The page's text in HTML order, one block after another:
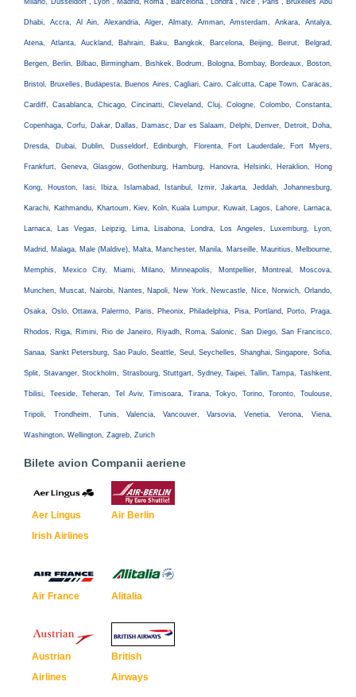
Milano, Dusseldorf , Lyon , Madrid, Roma , Barcelona , Londra , Nice , Paris , Bruxelles Abu
Dhabi, Accra, Al Ain, Alexandria, Alger, Almaty, Amman, Amsterdam, Ankara, Antalya,
Atena, Atlanta, Auckland, Bahrain, Baku, Bangkok, Barcelona, Beijing, Beirut, Belgrad,
Bergen, Berlin, Bilbao, Birmingham, Bishkek, Bodrum, Bologna, Bombay, Bordeaux, Boston,
Bristol, Bruxelles, Budapesta, Buenos Aires, Cagliari, Cairo, Calcutta, Cape Town, Caracas,
Cardiff, Casablanca, Chicago, Cincinatti, Cleveland, Cluj, Cologne, Colombo, Constanta,
Copenhaga, Corfu, Dakar, Dallas, Damasc, Dar es Salaam, Delphi, Denver, Detroit, Doha,
Dresda, Dubai, Dublin, Dusseldorf, Edinburgh, Florenta, Fort Lauderdale, Fort Myers,
Frankfurt, Geneva, Glasgow, Gothenburg, Hamburg, Hanovra, Helsinki, Heraklion, Hong
Kong, Houston, Iasi, Ibiza, Islamabad, Istanbul, Izmir, Jakarta, Jeddah, Johannesburg,
Karachi, Kathmandu, Khartoum, Kiev, Koln, Kuala Lumpur, Kuwait, Lagos, Lahore, Larnaca,
Larnaca, Las Vegas, Leipzig, Lima, Lisabona, Londra, Los Angeles, Luxemburg, Lyon,
Madrid, Malaga, Male (Maldive), Malta, Manchester, Manila, Marseille, Mauritius, Melbourne,
Memphis, Mexico City, Miami, Milano, Minneapolis, Montpellier, Montreal, Moscova,
Munchen, Muscat, Nairobi, Nantes, Napoli, New York, Newcastle, Nice, Norwich, Orlando,
Osaka, Oslo, Ottawa, Palermo, Paris, Pheonix, Philadelphia, Pisa, Portland, Porto, Praga,
Rhodos, Riga, Rimini, Rio de Janeiro, Riyadh, Roma, Salonic, San Diego, San Francisco,
Sanaa, Sankt Petersburg, Sao Paulo, Seattle, Seul, Seychelles, Shanghai, Singapore, Sofia,
Split, Stavanger, Stockholm, Strasbourg, Stuttgart, Sydney, Taipei, Tallin, Tampa, Tashkent,
Tbilisi, Teeside, Teheran, Tel Aviv, Timisoara, Tirana, Tokyo, Torino, Toronto, Toulouse,
Tripoli, Trondheim, Tunis, Valencia, Vancouver, Varsovia, Venetia, Verona, Viena,
Washington, Wellington, Zagreb, Zurich
Bilete avion Companii aeriene
Aer Lingus
Irish Airlines
Air Berlin
Air France Alitalia
Austrian
Airlines
British
Airways